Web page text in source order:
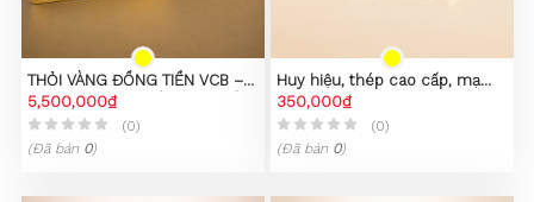
THỎI VÀNG ĐỒNG TIỀN VCB –
PHIÊN BẢN SƯU TẦM CAO CẤP
5,500,000₫
(0)
(Đã bán 0)
Huy hiệu, thép cao cấp, mạ
PVD vàng 23K
350,000₫
(0)
(Đã bán 0)